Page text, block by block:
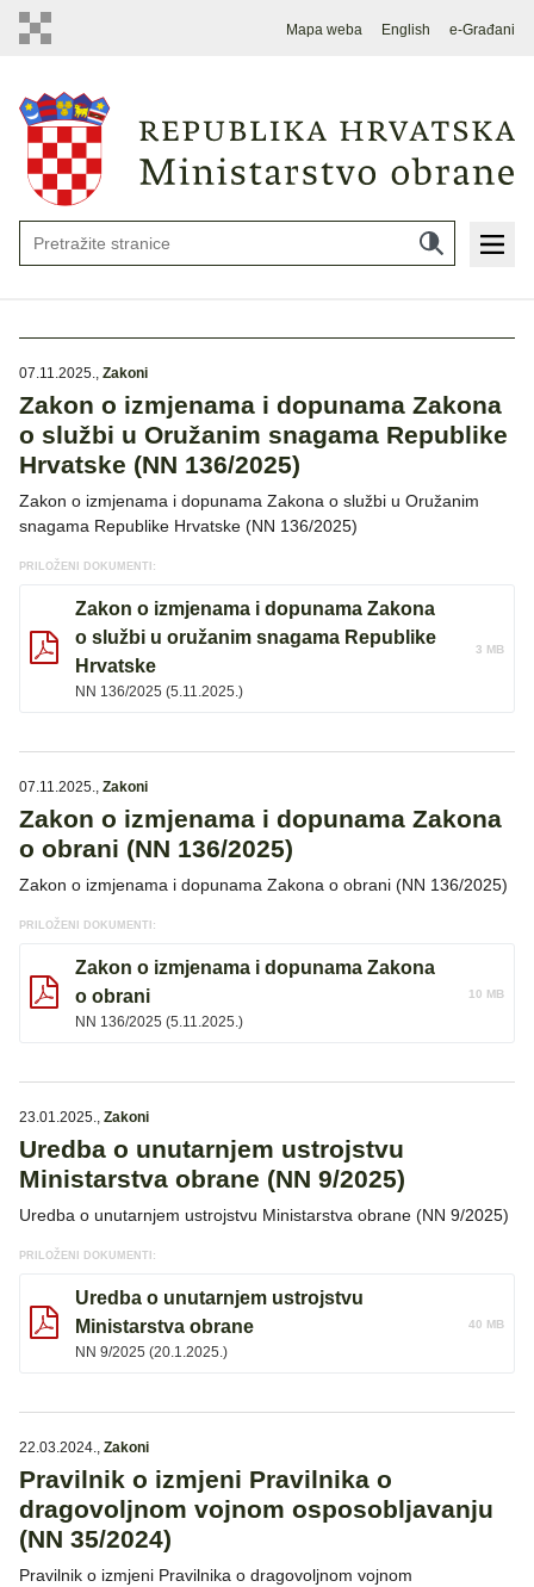
Mapa weba English e-Građani
07.11.2025., Zakoni
Zakon o izmjenama i dopunama Zakona
o službi u Oružanim snagama Republike
Hrvatske (NN 136/2025)
Zakon o izmjenama i dopunama Zakona o službi u Oružanim
snagama Republike Hrvatske (NN 136/2025)
PRILOŽENI DOKUMENTI:
Zakon o izmjenama i dopunama Zakona
o službi u oružanim snagama Republike
Hrvatske
NN 136/2025 (5.11.2025.)
3 MB
07.11.2025., Zakoni
Zakon o izmjenama i dopunama Zakona
o obrani (NN 136/2025)
Zakon o izmjenama i dopunama Zakona o obrani (NN 136/2025)
PRILOŽENI DOKUMENTI:
Zakon o izmjenama i dopunama Zakona
o obrani
NN 136/2025 (5.11.2025.)
10 MB
23.01.2025., Zakoni
Uredba o unutarnjem ustrojstvu
Ministarstva obrane (NN 9/2025)
Uredba o unutarnjem ustrojstvu Ministarstva obrane (NN 9/2025)
PRILOŽENI DOKUMENTI:
Uredba o unutarnjem ustrojstvu
Ministarstva obrane
NN 9/2025 (20.1.2025.)
40 MB
22.03.2024., Zakoni
Pravilnik o izmjeni Pravilnika o
dragovoljnom vojnom osposobljavanju
(NN 35/2024)
Pravilnik o izmjeni Pravilnika o dragovoljnom vojnom